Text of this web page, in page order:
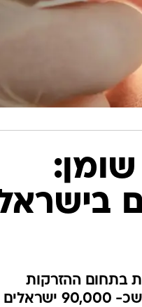
בתחום ההזרקות
והניתוחים בישראל לקראת קונגרס תל אביב 2024. מסתבר שכ- 90,000 ישראלים